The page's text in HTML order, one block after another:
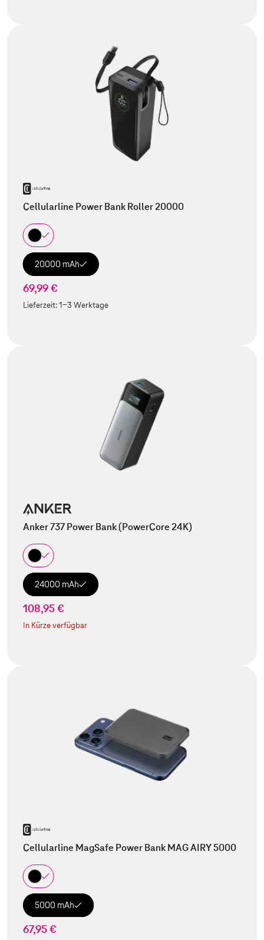
Cellularline Power Bank Roller 20000
20000 mAh
69,99 €
Lieferzeit:1-3 Werktage
Anker 737 Power Bank (PowerCore 24K)
24000 mAh
108,95 €
In Kürze verfügbar
Cellularline MagSafe Power Bank MAG AIRY 5000
5000 mAh
67,95 €